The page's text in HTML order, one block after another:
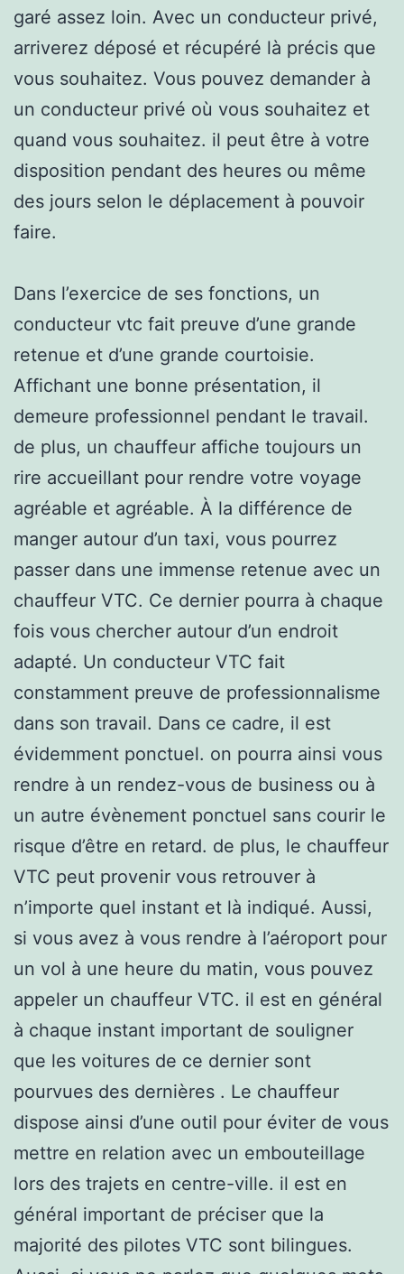
garé assez loin. Avec un conducteur privé,
arriverez déposé et récupéré là précis que
vous souhaitez. Vous pouvez demander à
un conducteur privé où vous souhaitez et
quand vous souhaitez. il peut être à votre
disposition pendant des heures ou même
des jours selon le déplacement à pouvoir
faire.
Dans l’exercice de ses fonctions, un
conducteur vtc fait preuve d’une grande
retenue et d’une grande courtoisie.
Affichant une bonne présentation, il
demeure professionnel pendant le travail.
de plus, un chauffeur affiche toujours un
rire accueillant pour rendre votre voyage
agréable et agréable. À la différence de
manger autour d’un taxi, vous pourrez
passer dans une immense retenue avec un
chauffeur VTC. Ce dernier pourra à chaque
fois vous chercher autour d’un endroit
adapté. Un conducteur VTC fait
constamment preuve de professionnalisme
dans son travail. Dans ce cadre, il est
évidemment ponctuel. on pourra ainsi vous
rendre à un rendez-vous de business ou à
un autre évènement ponctuel sans courir le
risque d’être en retard. de plus, le chauffeur
VTC peut provenir vous retrouver à
n’importe quel instant et là indiqué. Aussi,
si vous avez à vous rendre à l’aéroport pour
un vol à une heure du matin, vous pouvez
appeler un chauffeur VTC. il est en général
à chaque instant important de souligner
que les voitures de ce dernier sont
pourvues des dernières . Le chauffeur
dispose ainsi d’une outil pour éviter de vous
mettre en relation avec un embouteillage
lors des trajets en centre-ville. il est en
général important de préciser que la
majorité des pilotes VTC sont bilingues.